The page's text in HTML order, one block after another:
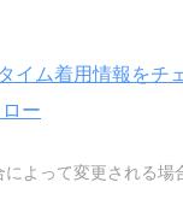
イム着用情報をチ
ー
よって変更される場